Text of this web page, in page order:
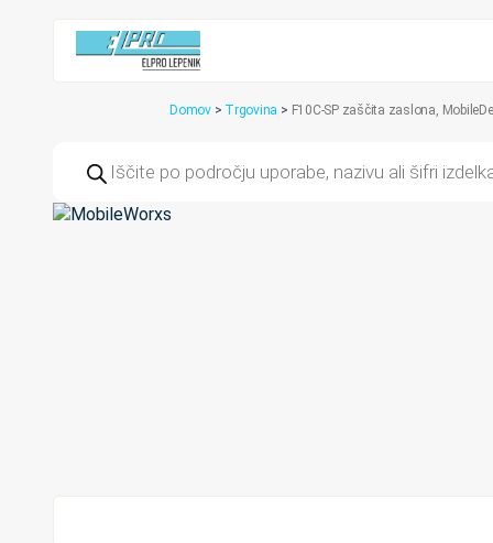
Domov > Trgovina > F10C-SP zaščita zaslona,
search